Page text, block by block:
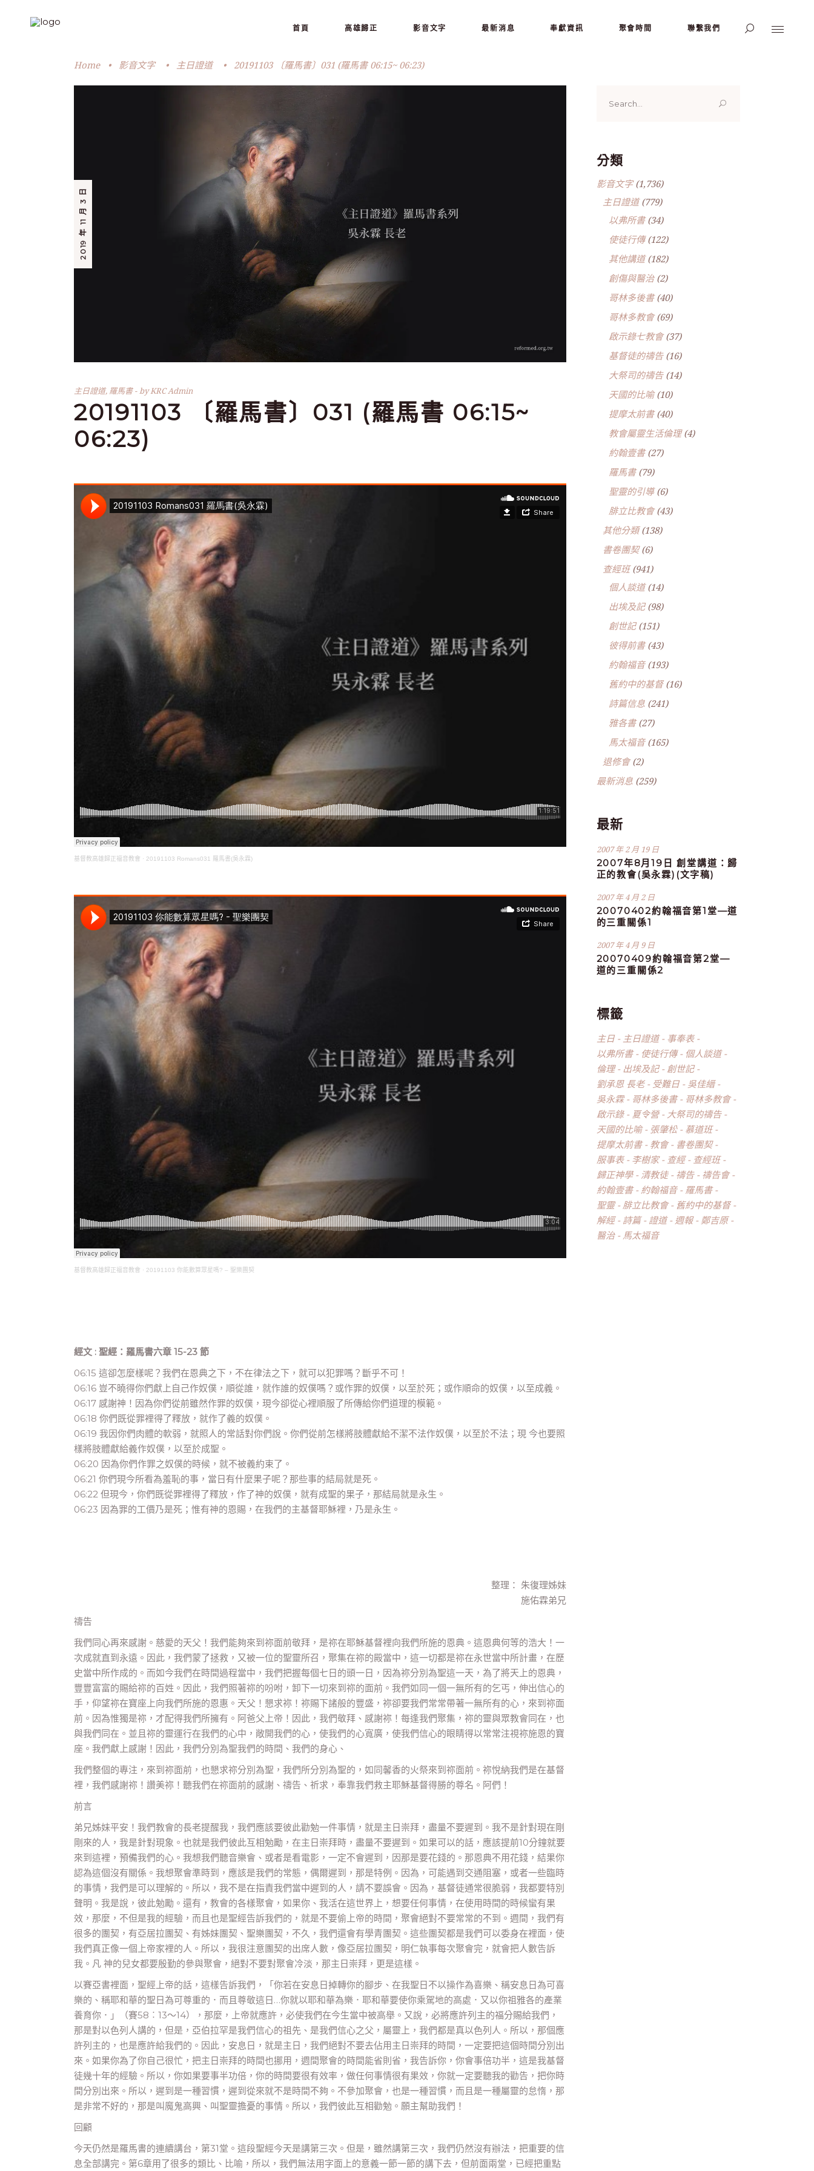
首頁 高雄歸正 影音文字 最新消息 奉獻資訊 聚會時間 聯繫我們
Home • 影音文字 • 主日證道 • 20191103 〔羅馬書〕031 (羅馬書 06:15~ 06:23)
2019 年 11 月 3 日
主日證道, 羅馬書 byKRC Admin
20191103 〔羅馬書〕031 (羅馬書 06:15~
06:23)
基督教高雄歸正福音教會 · 20191103 Romans031 羅馬書(吳永霖)
基督教高雄歸正福音教會 · 20191103 你能數算眾星嗎? – 聖樂團契
經文 : 聖經：羅馬書六章 15-23 節
06:15 這卻怎麼樣呢？我們在恩典之下，不在律法之下，就可以犯罪嗎？斷乎不可！
06:16 豈不曉得你們獻上自己作奴僕，順從誰，就作誰的奴僕嗎？或作罪的奴僕，以至於死；或作順命的奴僕，以至成義。
06:17 感謝神！因為你們從前雖然作罪的奴僕，現今卻從心裡順服了所傳給你們道理的模範。
06:18 你們既從罪裡得了釋放，就作了義的奴僕。
06:19 我因你們肉體的軟弱，就照人的常話對你們說。你們從前怎樣將肢體獻給不潔不法作奴僕，以至於不法；現 今也要照
樣將肢體獻給義作奴僕，以至於成聖。
06:20 因為你們作罪之奴僕的時候，就不被義約束了。
06:21 你們現今所看為羞恥的事，當日有什麼果子呢？那些事的結局就是死。
06:22 但現今，你們既從罪裡得了釋放，作了神的奴僕，就有成聖的果子，那結局就是永生。
06:23 因為罪的工價乃是死；惟有神的恩賜，在我們的主基督耶穌裡，乃是永生。
整理： 朱復理姊妹
施佑霖弟兄
禱告
我們同心再來感謝。慈愛的天父！我們能夠來到祢面前敬拜，是祢在耶穌基督裡向我們所施的恩典。這恩典何等的浩大！一
次成就直到永遠。因此，我們蒙了拯救，又被一位的聖靈所召，聚集在祢的殿當中，這一切都是祢在永世當中所計畫，在歷
史當中所作成的。而如今我們在時間過程當中，我們把握每個七日的頭一日，因為祢分別為聖這一天，為了將天上的恩典，
豐豐富富的賜給祢的百姓。因此，我們照著祢的吩咐，卸下一切來到祢的面前。我們如同一個一無所有的乞丐，伸出信心的
手，仰望祢在寶座上向我們所施的恩惠。天父！懇求祢！祢賜下諸般的豐盛，祢卻要我們常常帶著一無所有的心，來到祢面
前。因為惟獨是祢，才配得我們所擁有。阿爸父上帝！因此，我們敬拜、感謝祢！每逢我們聚集，祢的靈與眾教會同在，也
與我們同在。並且祢的靈運行在我們的心中，敞開我們的心，使我們的心寬廣，使我們信心的眼睛得以常常注視祢施恩的寶
座。我們獻上感謝！因此，我們分別為聖我們的時間、我們的身心、
我們整個的專注，來到祢面前，也懇求祢分別為聖，我們所分別為聖的，如同馨香的火祭來到祢面前。祢悅納我們是在基督
裡，我們感謝祢！讚美祢！聽我們在祢面前的感謝、禱告、祈求，奉靠我們救主耶穌基督得勝的尊名。阿們！
前言
弟兄姊妹平安！我們教會的長老提醒我，我們應該要彼此勸勉一件事情，就是主日崇拜，盡量不要遲到。我不是針對現在剛
剛來的人，我是針對現象。也就是我們彼此互相勉勵，在主日崇拜時，盡量不要遲到。如果可以的話，應該提前10分鐘就要
來到這裡，預備我們的心。我想我們聽音樂會、或者是看電影，一定不會遲到，因那是要花錢的。那恩典不用花錢，結果你
認為這個沒有關係。我想聚會準時到，應該是我們的常態，偶爾遲到，那是特例。因為，可能遇到交通阻塞，或者一些臨時
的事情，我們是可以理解的。所以，我不是在指責我們當中遲到的人，請不要誤會。因為，基督徒通常很脆弱，我都要特別
聲明。我是說，彼此勉勵。還有，教會的各樣聚會，如果你、我活在這世界上，想要任何事情，在使用時間的時候蠻有果
效，那麼，不但是我的經驗，而且也是聖經告訴我們的，就是不要偷上帝的時間，聚會絕對不要常常的不到。週間，我們有
很多的團契，有亞居拉團契、有姊妹團契、聖樂團契，不久，我們還會有學青團契。這些團契都是我們可以委身在裡面，使
我們真正像一個上帝家裡的人。所以，我很注意團契的出席人數，像亞居拉團契，明仁執事每次聚會完，就會把人數告訴
我。凡 神的兒女都要殷勤的參與聚會，絕對不要對聚會冷淡，那主日崇拜，更是這樣。
以賽亞書裡面，聖經上帝的話，這樣告訴我們，「你若在安息日掉轉你的腳步、在我聖日不以操作為喜樂、稱安息日為可喜
樂的、稱耶和華的聖日為可尊重的．而且尊敬這日…你就以耶和華為樂．耶和華要使你乘駕地的高處．又以你祖雅各的產業
養育你．」（賽58︰13～14），那麼，上帝就應許，必使我們在今生當中被高舉。又說，必將應許列主的福分賜給我們，
那是對以色列人講的，但是，亞伯拉罕是我們信心的祖先、是我們信心之父，屬靈上，我們都是真以色列人。所以，那個應
許列主的，也是應許給我們的。因此，安息日，就是主日，我們絕對不要去佔用主日崇拜的時間，一定要把這個時間分別出
來。如果你為了你自己很忙，把主日崇拜的時間也挪用，週間聚會的時間能省則省，我告訴你，你會事倍功半，這是我基督
徒幾十年的經驗。所以，你如果要事半功倍，你的時間要很有效率，做任何事情很有果效，你就一定要聽我的勸告，把你時
間分別出來。所以，遲到是一種習慣，遲到從來就不是時間不夠。不參加聚會，也是一種習慣，而且是一種屬靈的怠惰，那
是非常不好的，那是叫魔鬼高興、叫聖靈擔憂的事情。所以，我們彼此互相勸勉。願主幫助我們！
回顧
今天仍然是羅馬書的連續講台，第31堂。這段聖經今天是講第三次。但是，雖然講第三次，我們仍然沒有辦法，把重要的信
息全部講完。第6章用了很多的類比、比喻，所以，我們無法用字面上的意義一節一節的講下去，但前面兩堂，已經把重點
for:
分類
影音文字(1,736)
主日證道(779)
以弗所書(34)
使徒行傳(122)
其他講道(182)
創傷與醫治(2)
哥林多後書(40)
哥林多教會(69)
啟示錄七教會(37)
基督徒的禱告(16)
大祭司的禱告(14)
天國的比喻(10)
提摩太前書(40)
教會屬靈生活倫理(4)
約翰壹書(27)
羅馬書(79)
聖靈的引導(6)
腓立比教會(43)
其他分類(138)
書卷團契(6)
查經班(941)
個人談道(14)
出埃及記(98)
創世記(151)
彼得前書(43)
約翰福音(193)
舊約中的基督(16)
詩篇信息(241)
雅各書(27)
馬太福音(165)
退修會(2)
最新消息(259)
最新
2007 年 2 月 19 日
2007年8月19日 創堂講道：歸
正的教會(吳永霖)(文字稿)
2007 年 4 月 2 日
20070402約翰福音第1堂—道
的三重關係1
2007 年 4 月 9 日
20070409約翰福音第2堂—
道的三重關係2
標籤
主日 主日證道
事奉表
以弗所書
使徒行傳
個人談道
倫理
出埃及記
創世記
劉承恩 長老
受難日
吳佳縉
吳永霖
哥林多後書
哥林多教會
啟示錄
夏令營
大祭司的禱告
天國的比喻
張肇松
慕道班
提摩太前書
教會
書卷團契
服事表
李樹家 查經
查經班
歸正神學
清教徒 禱告
禱告會
約翰壹書
約翰福音
羅馬書
聖靈
腓立比教會
舊約中的基督
解經
詩篇 證道 週報
鄭吉原
醫治
馬太福音